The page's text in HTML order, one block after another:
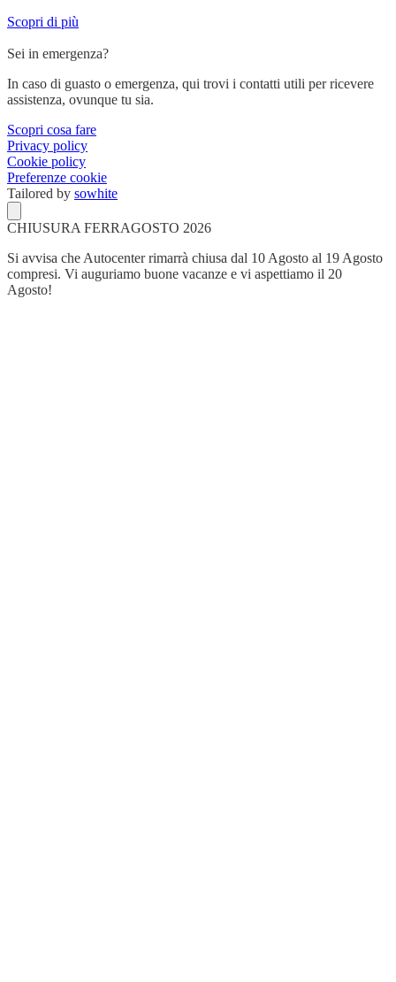
Scopri di più
Sei in emergenza?
In caso di guasto o emergenza, qui trovi i contatti utili per ricevere
assistenza, ovunque tu sia.
Scopri cosa fare
Privacy policy
Cookie policy
Preferenze cookie
Tailored by sowhite
CHIUSURA FERRAGOSTO 2026
Si avvisa che Autocenter rimarrà chiusa dal 10 Agosto al 19 Agosto
compresi. Vi auguriamo buone vacanze e vi aspettiamo il 20
Agosto!